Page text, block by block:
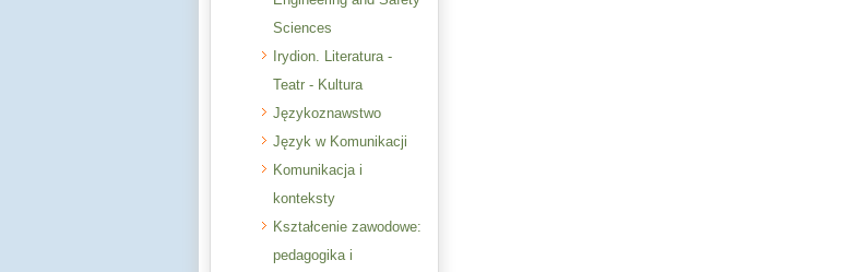
Sciences
Irydion. Literatura -
Teatr - Kultura
Językoznawstwo
Język w Komunikacji
Komunikacja i
konteksty
Kształcenie zawodowe:
pedagogika i